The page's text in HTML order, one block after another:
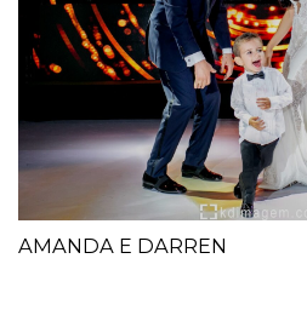
AMANDA E DARREN